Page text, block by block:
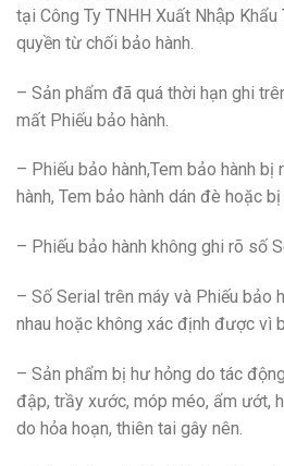
tại Công Ty TNHH Xuất Nhập
quyền từ chối bảo hành.
– Sản phẩm đã quá thời hạn ghi
mất Phiếu bảo hành.
– Phiếu bảo hành,Tem bảo hành bị
hành, Tem bảo hành dán đè hoặc
– Phiếu bảo hành không ghi rõ số
– Số Serial trên máy và Phiếu bảo
nhau hoặc không xác định được vì
– Sản phẩm bị hư hỏng do tác
đập, trầy xước, móp méo, ẩm ướt,
do hỏa hoạn, thiên tai gây nên.